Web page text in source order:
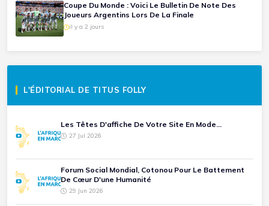
Coupe Du Monde : Voici Le Bulletin De Note Des
Joueurs Argentins Lors De La Finale
il y a 2 jours
L'ÉDITORIAL DE TITUS FOLLY
Les Têtes D'affiche De Votre Site En Mode...
27 Jul 2026
Forum Social Mondial, Cotonou Pour Le Battement
De Cœur D'une Humanité
29 Jun 2026